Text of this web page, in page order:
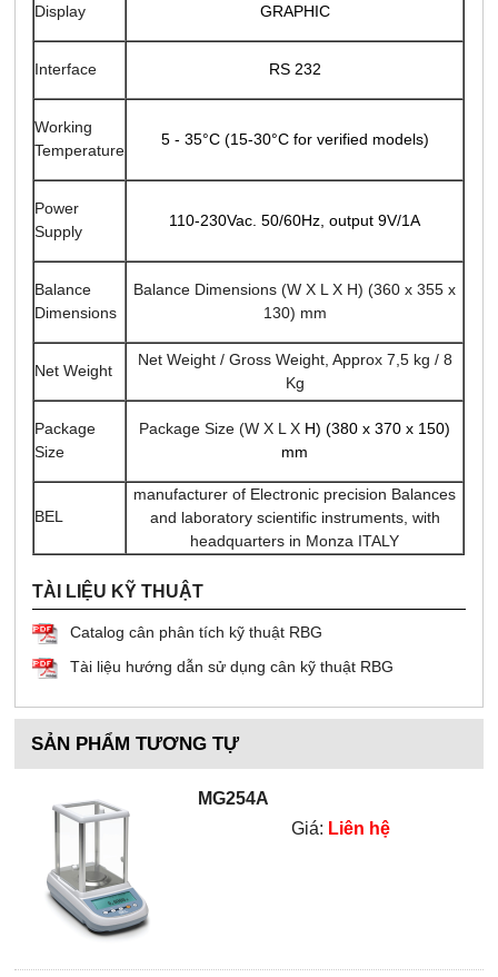
Display GRAPHIC
Interface RS 232
Working
Temperature
5 - 35°C (15-30°C for verified models)
Power
Supply
110-230Vac. 50/60Hz, output 9V/1A
Balance
Dimensions
Balance Dimensions (W X L X H) (360 x 355 x
130) mm
Net Weight
Net Weight / Gross Weight, Approx 7,5 kg / 8
Kg
Package
Size
Package Size (W X L X H) (380 x 370 x 150)
mm
BEL
manufacturer of Electronic precision Balances
and laboratory scientific instruments, with
headquarters in Monza ITALY
TÀI LIỆU KỸ THUẬT
Catalog cân phân tích kỹ thuật RBG
Tài liệu hướng dẫn sử dụng cân kỹ thuật RBG
SẢN PHẨM TƯƠNG TỰ
MG254A
Giá: Liên hệ